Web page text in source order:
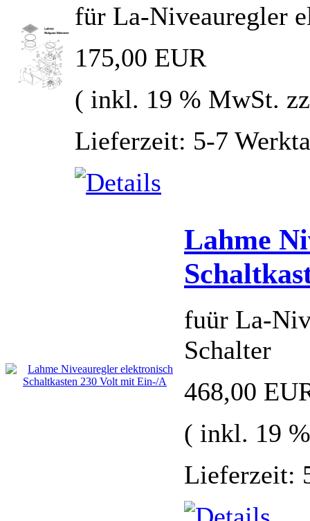
für La-Niveauregler
175,00 EUR
( inkl. 19 % MwSt.
Lieferzeit: 5-7
Lahme
fuür La-
Schalter
468,00
( inkl. 19
Lieferzeit: